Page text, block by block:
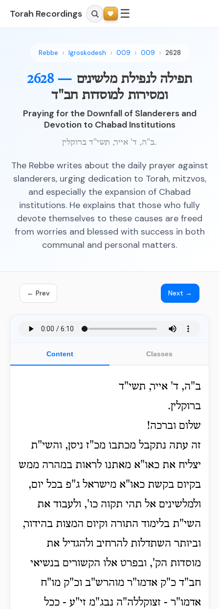
Torah Recordings ☰
Rebbe Igroskodesh 009 009 2628
2628 — תפילה לנפילת מלשינים
ומסירות למוסדות חב"ד
Praying for the Downfall of Slanderers and
Devotion to Chabad Institutions
ב"ה, ד' אייר, תשי"ד ברוקלין.
The Rebbe writes about the daily prayer against
slanderers, urging dedication to Torah, mitzvos,
and especially the expansion of Chabad
institutions. He explains that those who fully
devote themselves to these causes are freed
from worries and blessed with success in both
communal and personal matters.
← Prev Next →
Content Classes
ב"ה, ד' אייר, תשי"ד
ברוקלין.
שלום וברכה!
זה עתה נתקבל מכתבו מכ"ז ניסן, והשי"ת
יצליח את כאו"א מאתנו לראות במהרה ממש
בקיום בקשת כאו"א מישראל ג"פ בכל יום,
ולמלשינים אל תהי תקוה כו', ולעבוד את
השי"ת בלימוד התורה וקיום המצות בהידור,
וביותר השתדלות להרחיב ולהגדיל את
מוסדות הק', ובפרט אלו הקשורים בנשיאי
חב"ד כ"ק אדמו"ר מוהרש"ב וכ"ק מו"ח
אדמו"ר - זצוקללה"ה נבג"מ זי"ע - ככל